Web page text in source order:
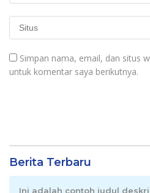
Simpan nama, email, dan situs
untuk komentar saya berikutnya.
Berita Terbaru
Ini adalah contoh judul